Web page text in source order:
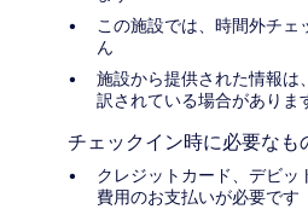
この施設では、時間外チ
ん
施設から提供された情報は
訳されている場合がありま
チェックイン時に必要なも
クレジットカード、デビ
費用のお支払いが必要です